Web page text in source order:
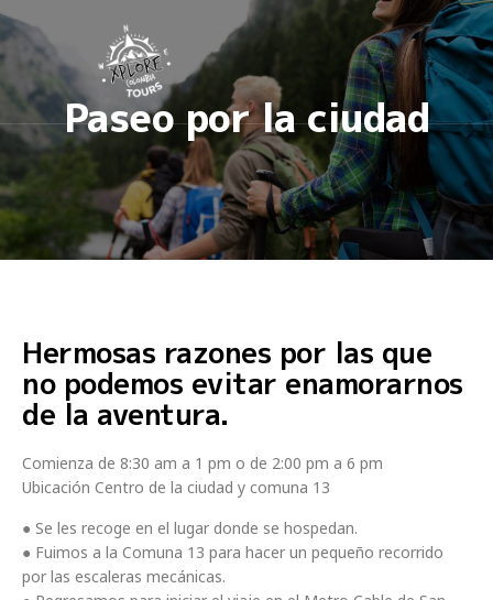
Paseo por la ciudad
Hermosas razones por las que
no podemos evitar enamorarnos
de la aventura.
Comienza de 8:30 am a 1 pm o de 2:00 pm a 6 pm
Ubicación Centro de la ciudad y comuna 13
● Se les recoge en el lugar donde se hospedan.
● Fuimos a la Comuna 13 para hacer un pequeño recorrido
por las escaleras mecánicas.